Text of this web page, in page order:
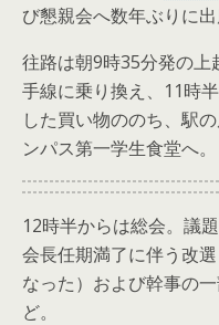
び懇親会へ数年ぶりに出
往路は朝9時35分発の
手線に乗り換え、11時
した買い物ののち、駅
ンパス第一学生食堂へ。
12時半からは総会。議
会長任期満了に伴う改
なった）および幹事の
ど。